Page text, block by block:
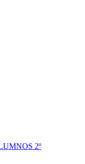
2º